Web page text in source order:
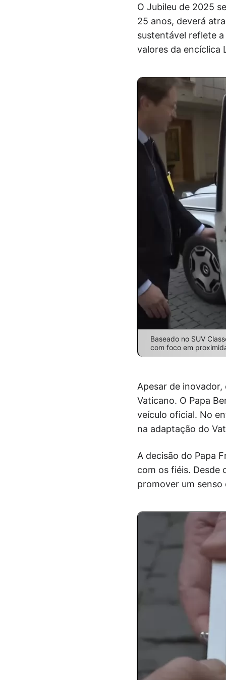
O Jubileu de 2025
25 anos, deverá
sustentável reflete
valores da encíclica
Baseado no SUV
com foco em
Apesar de
Vaticano. O Papa
veículo oficial. No
na adaptação do
A decisão do Papa
com os fiéis. Desde
promover um